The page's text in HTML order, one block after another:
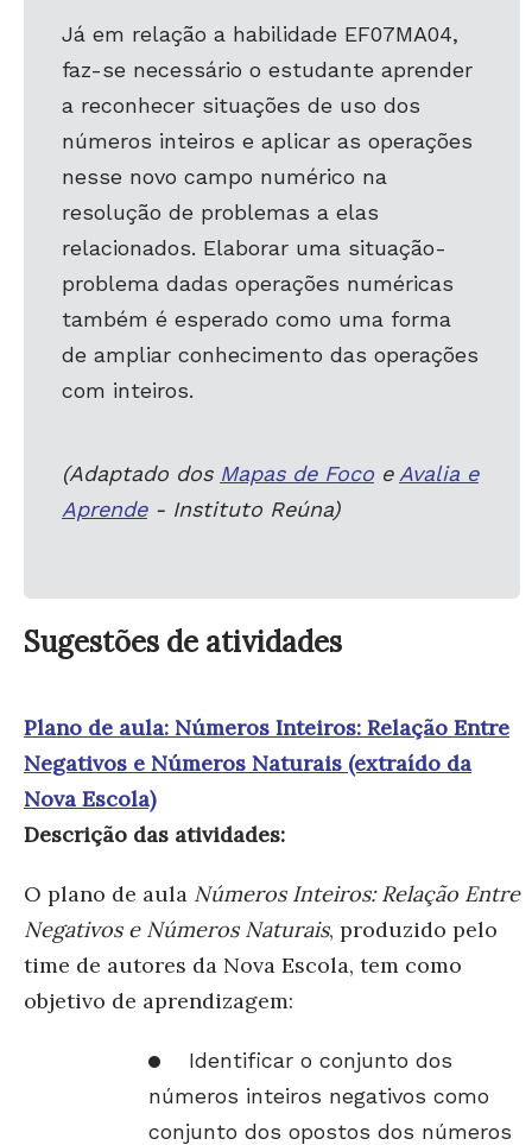
Já em relação a habilidade EF07MA04,
faz-se necessário o estudante aprender
a reconhecer situações de uso dos
números inteiros e aplicar as operações
nesse novo campo numérico na
resolução de problemas a elas
relacionados. Elaborar uma situação-
problema dadas operações numéricas
também é esperado como uma forma
de ampliar conhecimento das operações
com inteiros.
(Adaptado dos Mapas de Foco e Avalia e
Aprende- Instituto Reúna)
Sugestões de atividades
Plano de aula: Números Inteiros: Relação Entre
Negativos e Números Naturais (extraído da
Nova Escola)
Descrição das atividades:
O plano de aula Números Inteiros: Relação Entre
Negativos e Números Naturais, produzido pelo
time de autores da Nova Escola, tem como
objetivo de aprendizagem:
Identificar o conjunto dos
números inteiros negativos como
conjunto dos opostos dos números